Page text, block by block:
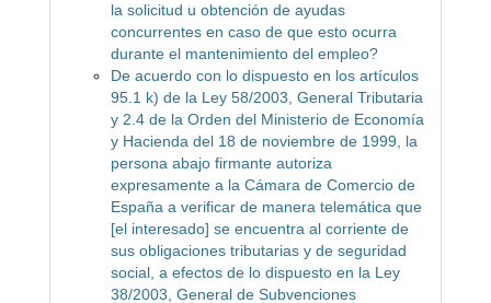
la solicitud u obtención de ayudas
concurrentes en caso de que esto ocurra
durante el mantenimiento del empleo?
De acuerdo con lo dispuesto en los artículos
95.1 k) de la Ley 58/2003, General Tributaria
y 2.4 de la Orden del Ministerio de Economía
y Hacienda del 18 de noviembre de 1999, la
persona abajo firmante autoriza
expresamente a la Cámara de Comercio de
España a verificar de manera telemática que
[el interesado] se encuentra al corriente de
sus obligaciones tributarias y de seguridad
social, a efectos de lo dispuesto en la Ley
38/2003, General de Subvenciones